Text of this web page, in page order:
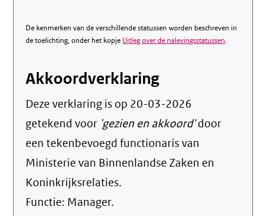
De kenmerken van de verschillende statussen worden beschreven in
de toelichting, onder het kopje Uitleg over de nalevingsstatussen.
Akkoordverklaring
Deze verklaring is op 20-03-2026
getekend voor 'gezien en akkoord'door
een tekenbevoegd functionaris van
Ministerie van Binnenlandse Zaken en
Koninkrijksrelaties.
Functie: Manager.